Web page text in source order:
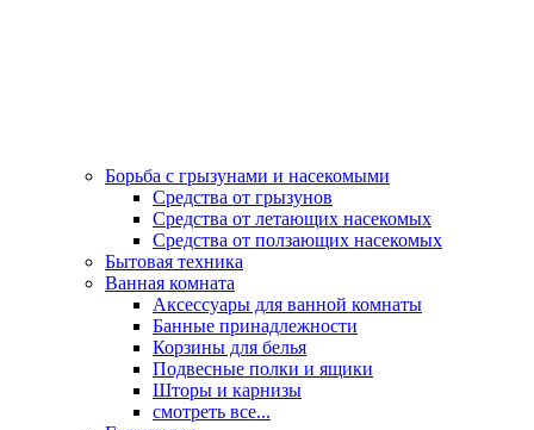
Борьба с грызунами и насекомыми
Средства от грызунов
Средства от летающих насекомых
Средства от ползающих насекомых
Бытовая техника
Ванная комната
Аксессуары для ванной комнаты
Банные принадлежности
Корзины для белья
Подвесные полки и ящики
Шторы и карнизы
смотреть все...